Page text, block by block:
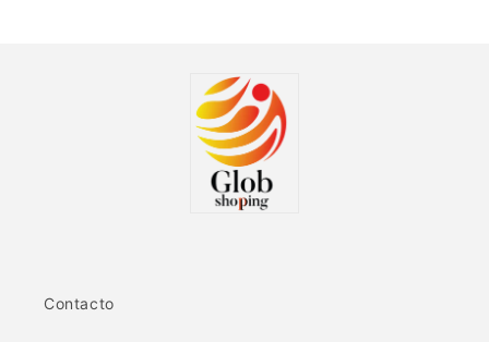
Contacto